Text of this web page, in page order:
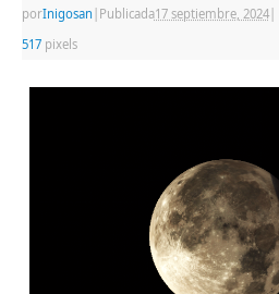
porInigosan Publicada17 septiembre, 2024|
517pixels